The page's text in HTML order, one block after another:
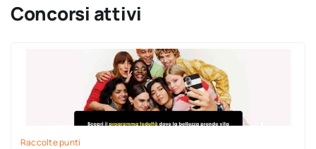
Concorsi attivi
Raccolte punti